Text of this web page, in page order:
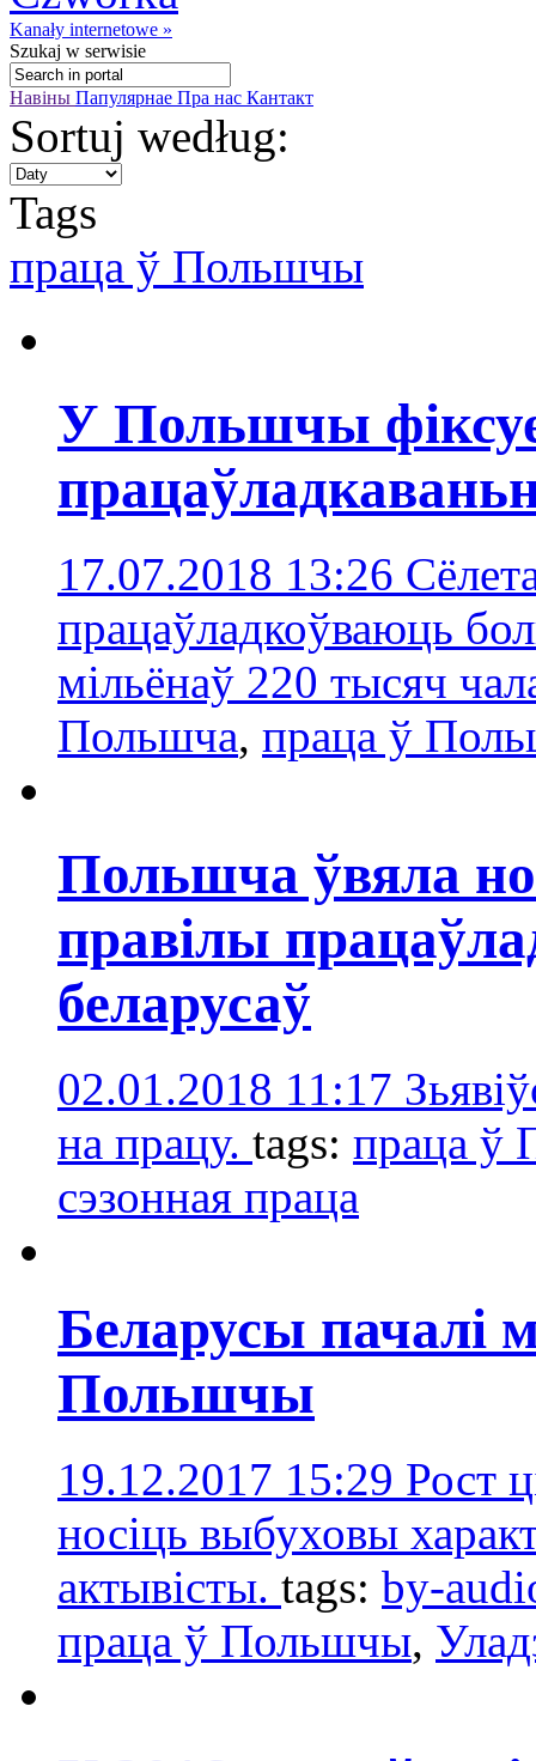
Kanały internetowe »
Szukaj w serwisie
Навіны Папулярнае Пра нас Кантакт
Sortuj według:
Tags
праца ў Польшчы
У Польшчы
17.07.2018 13:26
працаўладкоўваюць
мільёнаў 220 тысяч
Польшчa, праца ў
Польшча ўвяла
правілы
беларусаў
02.01.2018 11:17
на працу. tags: праца ў
сэзонная праца
Беларусы пачалі
Польшчы
19.12.2017 15:29 Рост
носіць выбуховы
актывісты. tags: by-
праца ў Польшчы,